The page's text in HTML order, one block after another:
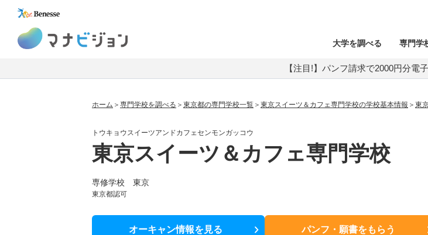
大学を調べる 専門学
【注目!】パンフ請求で2000円分電
ホーム 専門学校を調べる 東京都の専門学校一覧 東京スイーツ＆カフェ専門学校の学校基本情報 東
トウキョウスイーツアンドカフェセンモンガッコウ
東京スイーツ＆カフェ専門学校
専修学校 東京
東京都認可
オーキャン情報を見る パンフ・願書をもらう